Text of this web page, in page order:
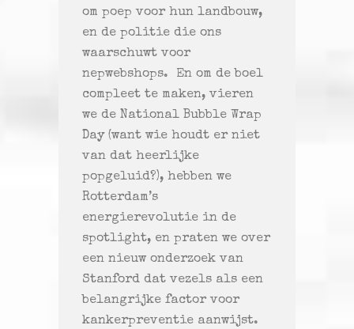
om poep voor hun landbouw,
en de politie die ons
waarschuwt voor
nepwebshops. En om de boel
compleet te maken, vieren
we de National Bubble Wrap
Day (want wie houdt er niet
van dat heerlijke
popgeluid?), hebben we
Rotterdam’s
energierevolutie in de
spotlight, en praten we over
een nieuw onderzoek van
Stanford dat vezels als een
belangrijke factor voor
kankerpreventie aanwijst.